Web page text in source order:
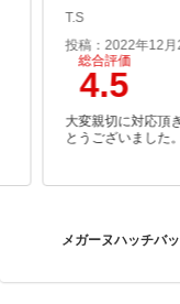
T.S
投稿：2022年12
総合評価
4.5
大変親切に対応頂
とうございました。
メガーヌハッチバ